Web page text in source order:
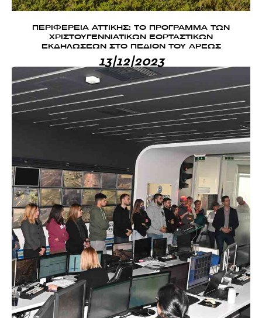
ΠΕΡΙΦΕΡΕΙΑ ΑΤΤΙΚΗΣ: ΤΟ ΠΡΟΓΡΑΜΜΑ ΤΩΝ
ΧΡΙΣΤΟΥΓΕΝΝΙΑΤΙΚΩΝ ΕΟΡΤΑΣΤΙΚΩΝ
ΕΚΔΗΛΩΣΕΩΝ ΣΤΟ ΠΕΔΙΟΝ ΤΟΥ ΑΡΕΩΣ
13|12|2023